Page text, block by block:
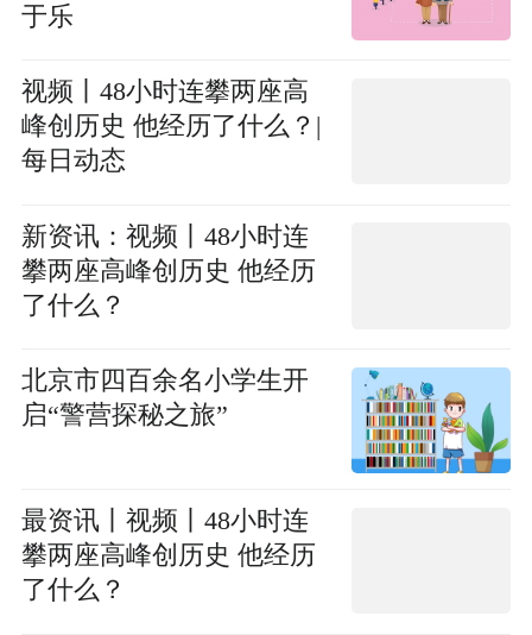
于乐
视频丨48小时连攀两座高
峰创历史 他经历了什么？|
每日动态
新资讯：视频丨48小时连
攀两座高峰创历史 他经历
了什么？
北京市四百余名小学生开
启“警营探秘之旅”
最资讯丨视频丨48小时连
攀两座高峰创历史 他经历
了什么？